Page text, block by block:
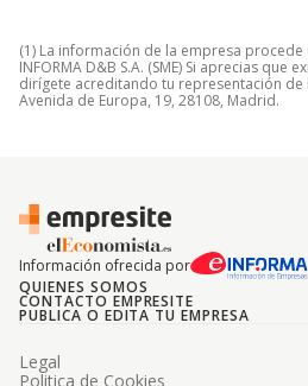
(1) La información de la empresa
INFORMA D&B S.A. (SME) Si aprecias
dirígete acreditando tu representación de
Avenida de Europa, 19, 28108, Madrid.
Información ofrecida por
QUIENES SOMOS
CONTACTO EMPRESITE
PUBLICA O EDITA TU EMPRESA
Legal
Politica de Cookies